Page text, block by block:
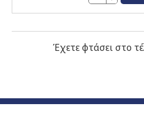
Έχετε φτάσει στο